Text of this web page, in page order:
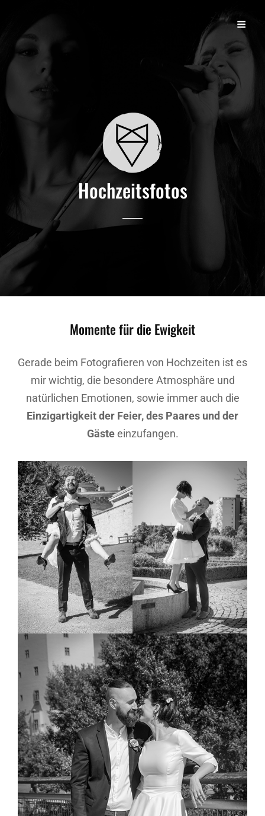
ELISA FUCHS
Künstlerin, Sängerin, Grafik, Fotografie, Musik- Und Kunsttherapeutin
Hochzeitsfotos
Momente für die Ewigkeit
Gerade beim Fotografieren von Hochzeiten ist es
mir wichtig, die besondere Atmosphäre und
natürlichen Emotionen, sowie immer auch die
Einzigartigkeit der Feier, des Paares und der
Gästeeinzufangen.